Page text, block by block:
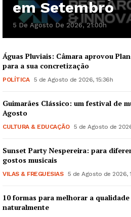
em Setembro
5 De Agosto De 2026, 21:00h
Águas Pluviais: Câmara aprovou
para a sua concretização
POLÍTICA 5 de Agosto de 2026, 15:36h
Guimarães Clássico: um festival de
Agosto
CULTURA & EDUCAÇÃO 5 de Agosto de
Sunset Party Nespereira: para
gostos musicais
VILAS & FREGUESIAS 5 de Agosto de 2026,
10 formas para melhorar a
naturalmente